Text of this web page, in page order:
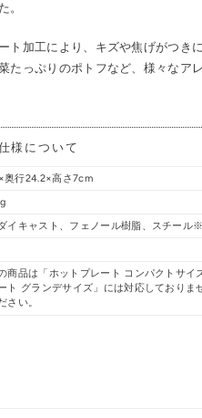
。
ト加工により、キズや焦げがつき
たっぷりのポトフなど、様々なア
様について
奥行24.2×高さ7cm
イキャスト、フェノール樹脂、スチール
商品は「ホットプレート コンパクトサイ
ト グランデサイズ」には対応しておりま
さい。